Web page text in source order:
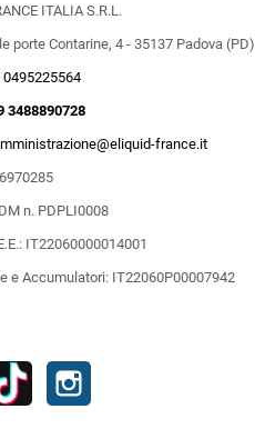
ITALIA S.R.L.
porte Contarine, 4 - 35137 Padova (PD)
0495225564
3488890728
france.it
n. PDPLI0008
IT22060000014001
e Accumulatori: IT22060P00007942
TikTok